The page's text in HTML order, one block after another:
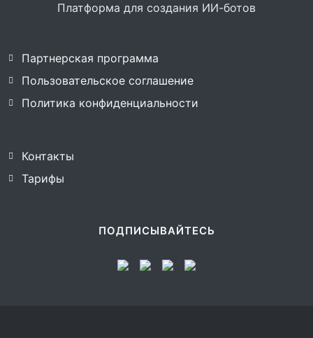
Платформа для создания ИИ-ботов
Партнерская программа
Пользовательское соглашение
Политика конфиденциальности
Контакты
Тарифы
ПОДПИСЫВАЙТЕСЬ